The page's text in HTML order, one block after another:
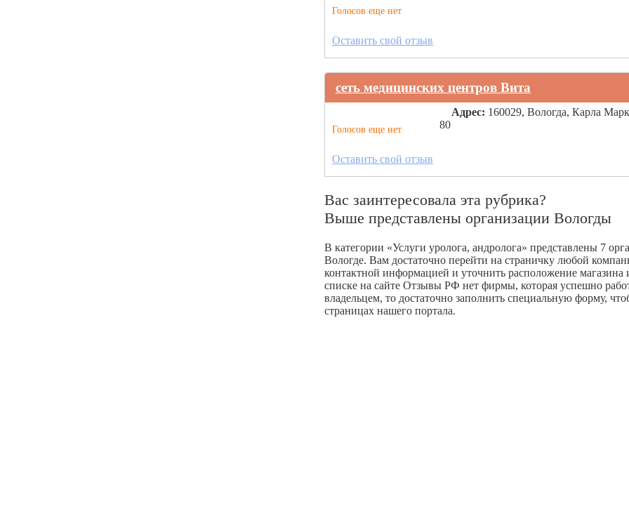
Голосов еще нет
Оставить свой отзыв
сеть медицинских центров Вита
Голосов еще нет
Адрес: 160029, Вологда, Карла
80
Оставить свой отзыв
Вас заинтересовала эта рубрика?
Выше представлены организации Вологды
В категории «Услуги уролога, андролога» представлены 7
Вологде. Вам достаточно перейти на страничку любой
контактной информацией и уточнить расположение магазина
списке на сайте Отзывы РФ нет фирмы, которая успешно
владельцем, то достаточно заполнить специальную форму,
страницах нашего портала.